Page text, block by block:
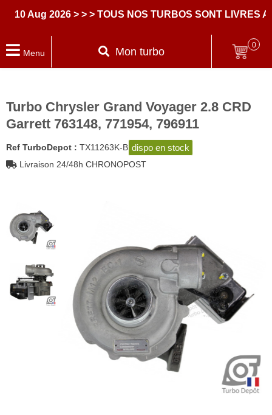
Aug 2026 > > > TOUS NOS TURBOS SONT LIVRES
Menu Mon turbo
0
Turbo Chrysler Grand Voyager 2.8 CRD
Garrett 763148, 771954, 796911
Ref TurboDepot : TX11263K-B dispo en stock
Livraison 24/48h CHRONOPOST